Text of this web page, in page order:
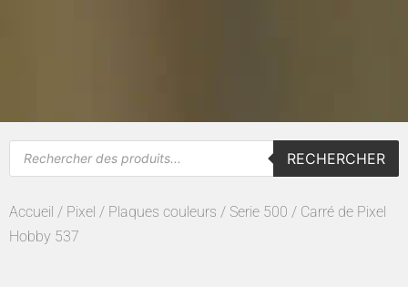
RECHERCHER
Accueil / Pixel / Plaques couleurs / Serie 500 / Carré de Pixel
Hobby 537